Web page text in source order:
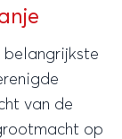
belangrijkste
de
op